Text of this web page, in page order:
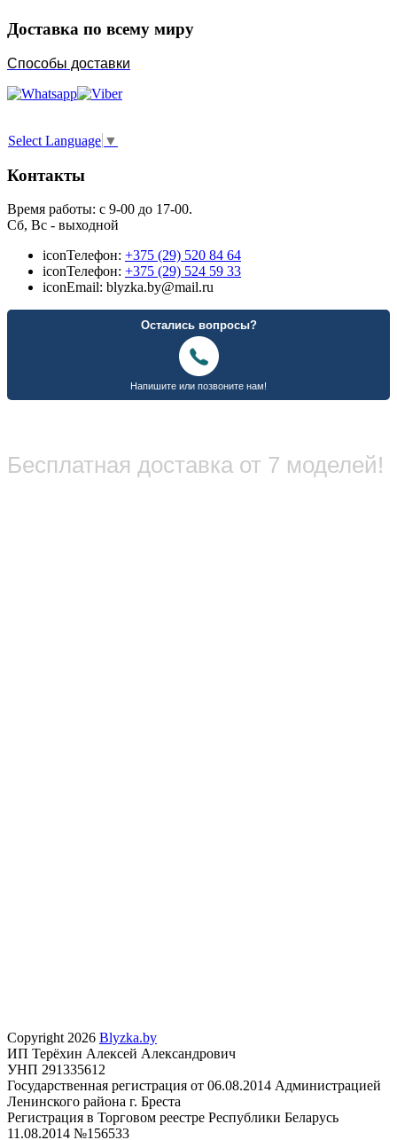
Доставка по всему миру
Способы доставки
Select Language ▼
Контакты
Время работы: с 9-00 до 17-00.
Сб, Вс - выходной
iconТелефон: +375 (29) 520 84 64
iconТелефон: +375 (29) 524 59 33
iconEmail: blyzka.by@mail.ru
Бесплатная доставка от 7 моделей!
Copyright 2026 Blyzka.by
ИП Терёхин Алексей Александрович
УНП 291335612
Государственная регистрация от 06.08.2014 Администрацией
Ленинского района г. Бреста
Регистрация в Торговом реестре Республики Беларусь
11.08.2014 №156533